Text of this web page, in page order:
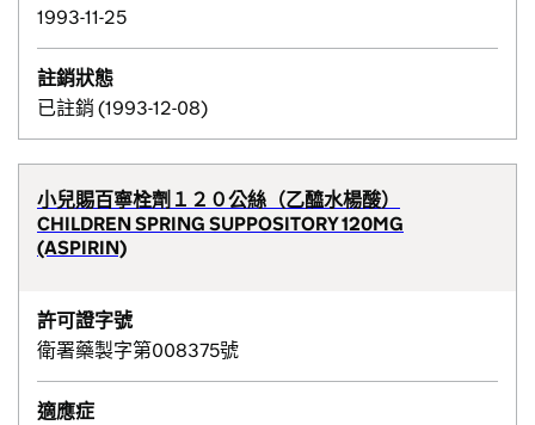
1993-11-25
註銷狀態
已註銷 (1993-12-08)
小兒賜百寧栓劑１２０公絲（乙醯水楊酸）
CHILDREN SPRING SUPPOSITORY 120MG
(ASPIRIN)
許可證字號
衛署藥製字第008375號
適應症